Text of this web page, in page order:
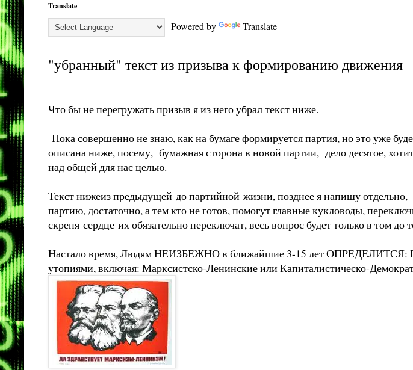
Translate
Powered by Translate
"убранный" текст из призыва к формированию движения
Что бы не перегружать призыв я из него убрал текст ниже.
Пока совершенно не знаю, как на бумаге формируется партия, но это уже
описана ниже, посему, бумажная сторона в новой партии, дело десятое,
над общей для нас целью.
Текст нижеиз предыдущей до партийной жизни, позднее я напишу отдельно,
партию, достаточно, а тем кто не готов, помогут главные кукловоды,
скрепя сердце их обязательно переключат, весь вопрос будет только в том до
Настало время, Людям НЕИЗБЕЖНО в ближайшие 3-15 лет ОПРЕДЕЛИТСЯ:
утопиями, включая: Марксистско-Ленинские или Капиталистическо-